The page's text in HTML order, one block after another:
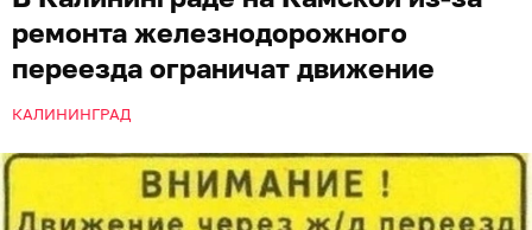
ремонта железнодорожного
переезда ограничат движение
КАЛИНИНГРАД